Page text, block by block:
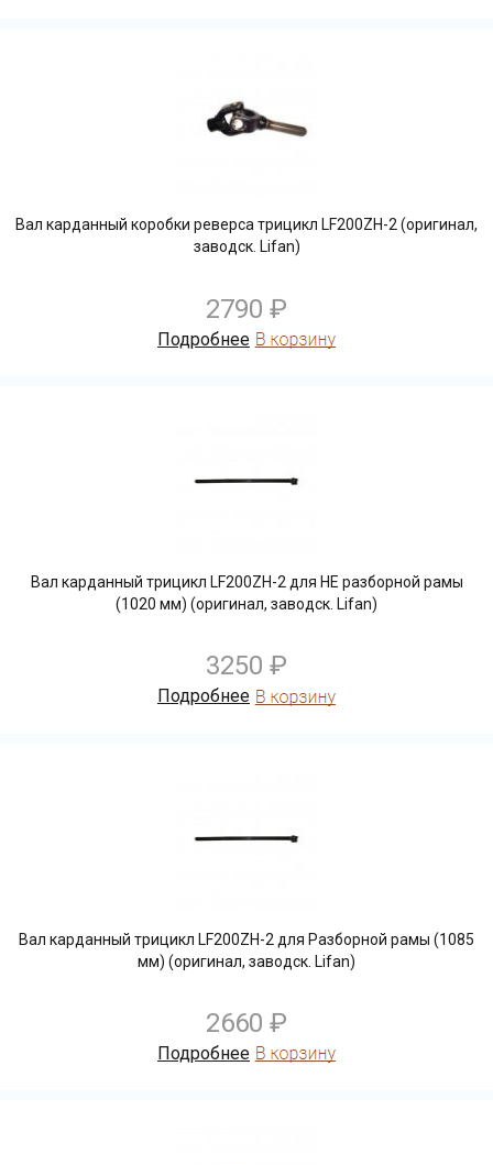
Вал карданный коробки реверса трицикл LF200ZH-2 (оригинал,
заводск. Lifan)
2790 ₽
Подробнее
Вал карданный трицикл LF200ZH-2 для НЕ разборной рамы
(1020 мм) (оригинал, заводск. Lifan)
3250 ₽
Подробнее
Вал карданный трицикл LF200ZH-2 для Разборной рамы (1085
мм) (оригинал, заводск. Lifan)
2660 ₽
Подробнее